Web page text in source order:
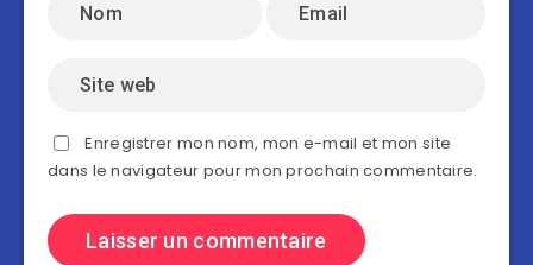
Enregistrer mon nom, mon e-mail et mon site
dans le navigateur pour mon prochain commentaire.